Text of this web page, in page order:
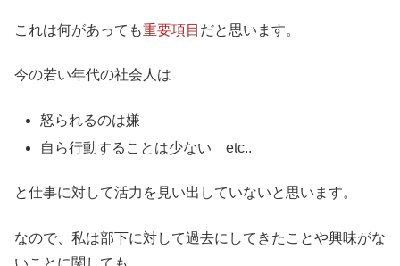
これは何があっても重要項目 だと思います。
今の若い年代の社会人は
怒られるのは嫌
自ら行動することは少ない etc..
と仕事に対して活力を見い出していないと思います。
なので、私は部下に対して過去にしてきたことや興味がな
いことに関しても